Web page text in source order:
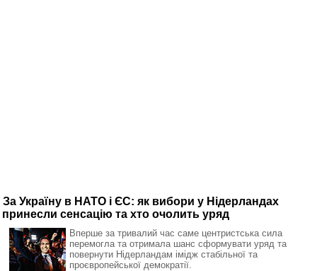
За Україну в НАТО і ЄС: як вибори у Нідерландах
принесли сенсацію та хто очолить уряд
Вперше за тривалий час саме центристська сила
перемогла та отримала шанс сформувати уряд та
повернути Нідерландам імідж стабільної та
проєвропейської демократії.